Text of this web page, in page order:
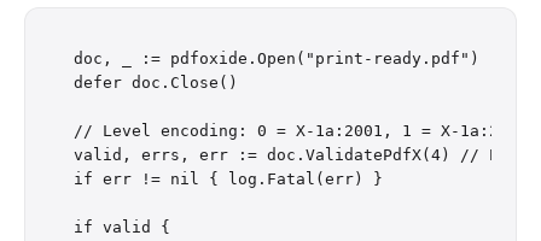
doc, _ := pdfoxide.Open("print-ready.pdf")
defer doc.Close()
// Level encoding: 0 = X-1a:2001, 1 = X-
valid, errs, err := doc.ValidatePdfX(4) // PDF/
if err != nil { log.Fatal(err) }
if valid {